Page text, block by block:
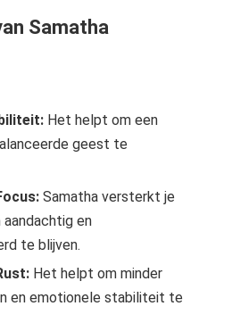
Samatha
Het helpt om een
geest te
Samatha versterkt je
en
te blijven.
Het helpt om minder
en emotionele stabiliteit te